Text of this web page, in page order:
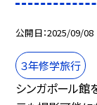
公開日 2025/09/08
３年修学旅行
シンガポール館